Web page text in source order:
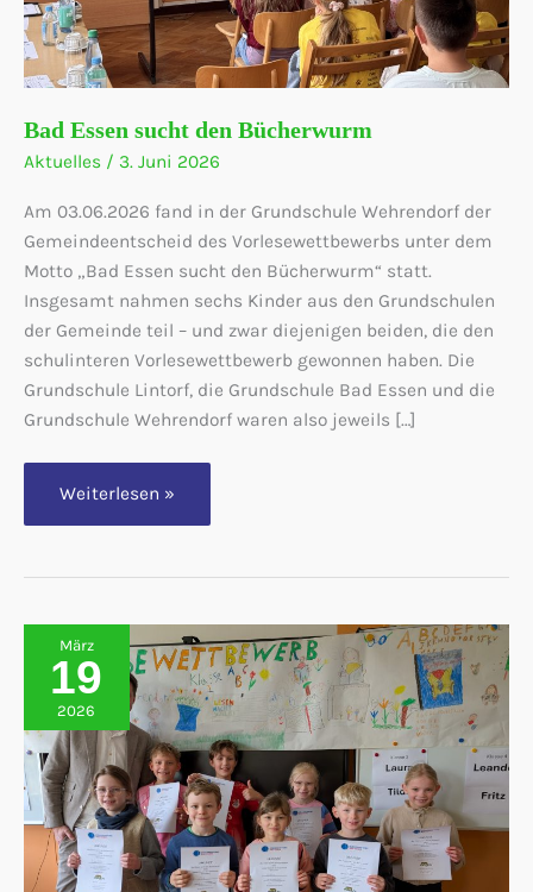
Bad Essen sucht den Bücherwurm
Aktuelles / 3. Juni 2026
Am 03.06.2026 fand in der Grundschule Wehrendorf der
Gemeindeentscheid des Vorlesewettbewerbs unter dem
Motto „Bad Essen sucht den Bücherwurm“ statt.
Insgesamt nahmen sechs Kinder aus den Grundschulen
der Gemeinde teil – und zwar diejenigen beiden, die den
schulinteren Vorlesewettbewerb gewonnen haben. Die
Grundschule Lintorf, die Grundschule Bad Essen und die
Grundschule Wehrendorf waren also jeweils […]
Bad
sucht
Weiterlesen »
März
19
2026